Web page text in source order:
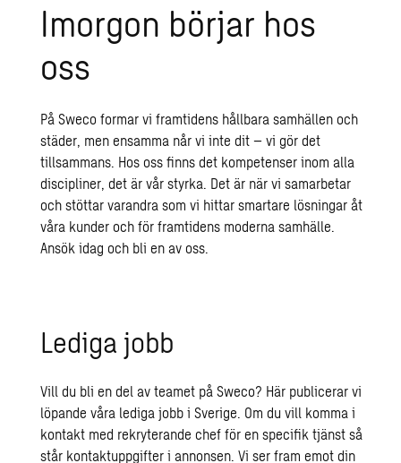
Imor­gon bör­jar hos
oss
På Sweco formar vi framtidens hållbara samhällen och
städer, men ensamma når vi inte dit – vi gör det
tillsammans. Hos oss finns det kompetenser inom alla
discipliner, det är vår styrka. Det är när vi samarbetar
och stöttar varandra som vi hittar smartare lösningar åt
våra kunder och för framtidens moderna samhälle.
Ansök idag och bli en av oss.
Lediga jobb
Vill du bli en del av teamet på Sweco? Här publicerar vi
löpande våra lediga jobb i Sverige. Om du vill komma i
kontakt med rekryterande chef för en specifik tjänst så
står kontaktuppgifter i annonsen. Vi ser fram emot din